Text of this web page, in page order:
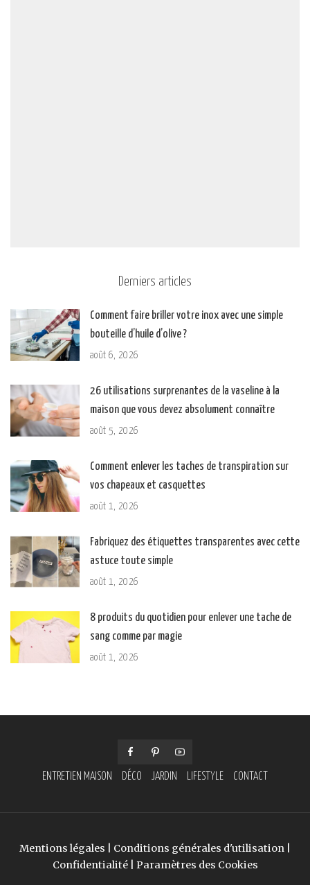
Derniers articles
Comment faire briller votre inox avec une simple
bouteille d’huile d’olive ?
août 6, 2026
26 utilisations surprenantes de la vaseline à la
maison que vous devez absolument connaître
août 5, 2026
Comment enlever les taches de transpiration sur
vos chapeaux et casquettes
août 1, 2026
Fabriquez des étiquettes transparentes avec cette
astuce toute simple
août 1, 2026
8 produits du quotidien pour enlever une tache de
sang comme par magie
août 1, 2026
ENTRETIEN MAISON DÉCO JARDIN LIFESTYLE CONTACT
Mentions légales Conditions générales d'utilisation
Confidentialité| Paramètres des Cookies